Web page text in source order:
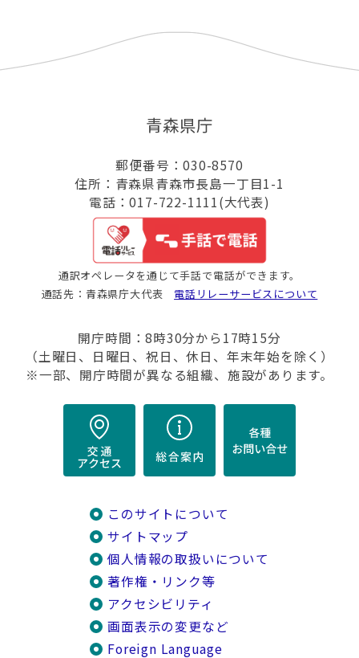
青森県庁
郵便番号：030-8570
住所：青森県青森市長島一丁目1-1
電話：017-722-1111(大代表)
通訳オペレータを通じて手話で電話ができます。
通話先：青森県庁大代表 電話リレーサービスについて
開庁時間：8時30分から17時15分
（土曜日、日曜日、祝日、休日、年末年始を除く）
※一部、開庁時間が異なる組織、施設があります。
このサイトについて
サイトマップ
個人情報の取扱いについて
著作権・リンク等
アクセシビリティ
画面表示の変更など
Foreign Language